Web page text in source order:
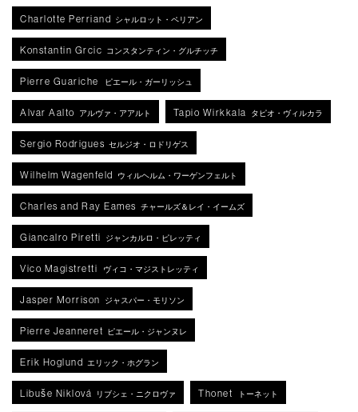
Charlotte Perriand シャルロット・ペリアン
Konstantin Grcic コンスタンティン・グルチッチ
Pierre Guariche ピエール・ガーリッシュ
Alvar Aalto アルヴァ・アアルト Tapio Wirkkala タピオ・ヴィルカラ
Sergio Rodrigues セルジオ・ロドリゲス
Wilhelm Wagenfeld ウィルヘルム・ワーゲンフェルト
Charles and Ray Eames チャールズ＆レイ・イームズ
Giancalro Piretti ジャンカルロ・ピレッティ
Vico Magistretti ヴィコ・マジストレッティ
Jasper Morrison ジャスパー・モリソン
Pierre Jeanneret ピエール・ジャンヌレ
Erik Hoglund エリック・ホグラン
Libuše Niklová リブシェ・ニクロヴァ Thonet トーネット